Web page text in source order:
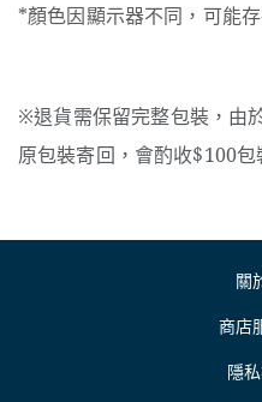
*顏色因顯示器不同，可能
※退貨需保留完整包裝，由
原包裝寄回，會酌收$100
關
商店
隱